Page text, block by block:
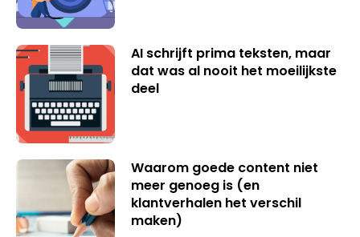
AI schrijft prima teksten, maar
dat was al nooit het moeilijkste
deel
Waarom goede content niet
meer genoeg is (en
klantverhalen het verschil
maken)